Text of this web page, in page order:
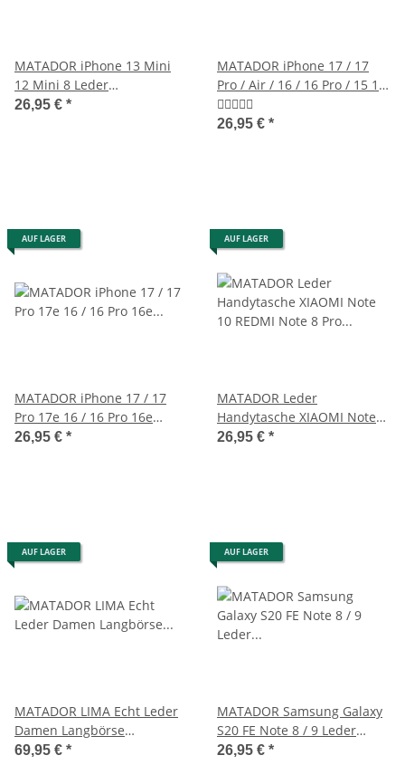
MATADOR iPhone 13 Mini
12 Mini 8 Leder
Handytasche Vintage Braun
26,95 € *
MATADOR iPhone 17 / 17
Pro / Air / 16 / 16 Pro / 15 14
Leder Schutzhülle Braun
26,95 € *
AUF LAGER
MATADOR iPhone 17 / 17
Pro 17e 16 / 16 Pro 16e
Leder-Tasche Braun
26,95 € *
AUF LAGER
MATADOR Leder
Handytasche XIAOMI Note
10 REDMI Note 8 Pro
26,95 € *
AUF LAGER
MATADOR LIMA Echt Leder
Damen Langbörse
Geldbörse Leder RFID
69,95 € *
AUF LAGER
MATADOR Samsung Galaxy
S20 FE Note 8 / 9 Leder
Handytasche Braun
26,95 € *